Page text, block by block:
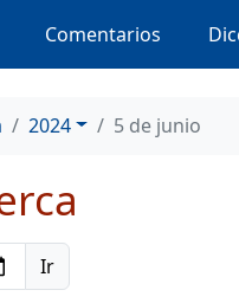
Comentarios
2024 5 de junio